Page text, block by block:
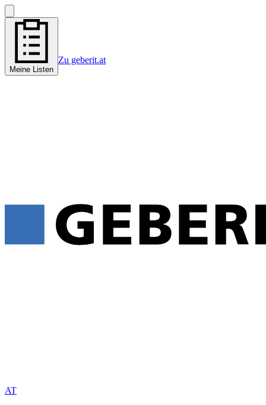
Meine Listen
Zu geberit.at
AT